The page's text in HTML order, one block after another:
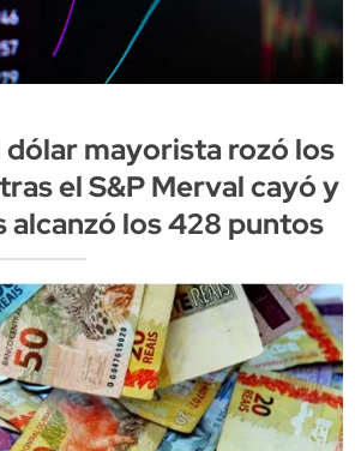
dólar mayorista rozó los
el S&P Merval cayó y
alcanzó los 428 puntos